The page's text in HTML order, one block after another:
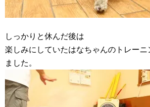
しっかりと休んだ後は
楽しみにしていたはなちゃんのトレーニ
ました。